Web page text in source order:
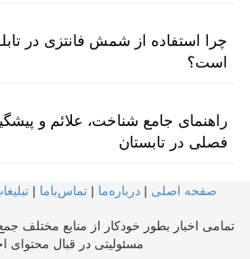
چرا استفاده از شمش فانتزی در
است؟
راهنمای جامع شناخت، علائم و
فصلی در تابستان
صفحه اصلی | درباره‌ما | تماس‌با‌ما |
تمامی اخبار بطور خودکار از منابع مختلف
مسئولیتی در قبال محتوای